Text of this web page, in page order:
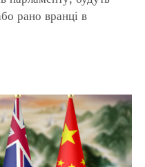
рано вранці в